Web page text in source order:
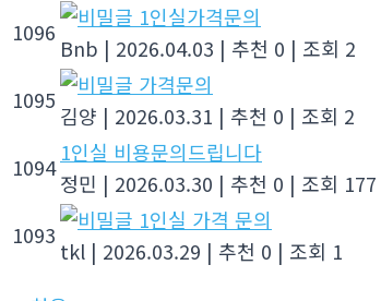
1096
1인실가격문의
Bnb | 2026.04.03 | 추천 0 | 조회 2
1095
가격문의
김양 | 2026.03.31 | 추천 0 | 조회 2
1094
1인실 비용문의드립니다
정민 | 2026.03.30 | 추천 0 | 조회 177
1093
1인실 가격 문의
tkl | 2026.03.29 | 추천 0 | 조회 1